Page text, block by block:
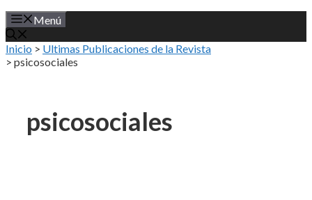
Menú
Inicio > Ultimas Publicaciones de la Revista
> psicosociales
psicosociales